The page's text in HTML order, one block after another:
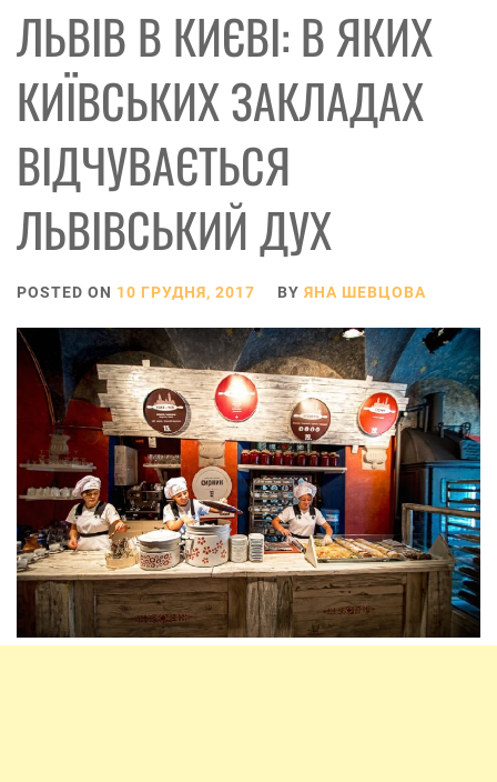
ЛЬВІВ В КИЄВІ: В ЯКИХ
КИЇВСЬКИХ ЗАКЛАДАХ
ВІДЧУВАЄТЬСЯ
ЛЬВІВСЬКИЙ ДУХ
POSTED ON 10 ГРУДНЯ, 2017 BY ЯНА ШЕВЦОВА